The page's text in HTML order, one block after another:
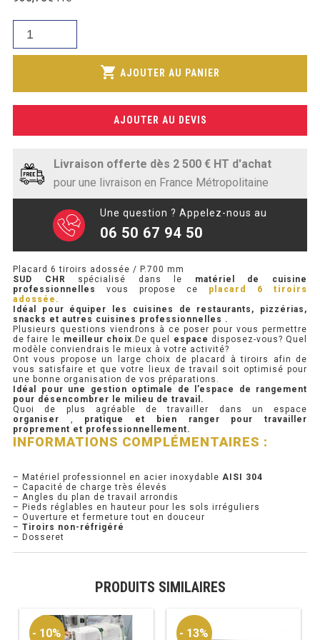
SOUBASSEMENT RÉFRIGÉRÉ
TABLE DE PRÉPARATION
TABLE DE PRÉPARATION COMPACTE
TABLE DE PRÉPARATION 700 / 800
SALADETTE COMPACTE
SALADETTE COMPACTE VITRÉE
SALADETTE 800 VITRÉE
MEUBLE À PIZZA
MEUBLE À PIZZA COMPACT
MEUBLE À PIZZA
PRÉSENTOIR À INGRÉDIENTS
PROFONDEUR 300 VITRÉE
PROFONDEUR 400 VITRÉE
PROFONDEUR 300 INOX
PROFONDEUR 400 INOX
ARMOIRE RÉFRIGÉRÉE
RÉFRI / CONGÉL BOULANGERIE
initial
était :
987,36€.
actuel
est :
tiroirs
shopping_cart AJOUTER AU PANIER
AJOUTER AU DEVIS
Livraison offerte dès 2 500 € HT d'achat
pour une livraison en France Métropolitaine
Une question ? Appelez-nous au
06 50 67 94 50
Placard 6 tiroirs adossée / P.700 mm
SUD CHR
spécialisé dans le matériel de cuisine
professionnelles
vous propose ce placard 6 tiroirs
adossée.
Idéal pour équiper les cuisines de restaurants, pizzérias,
snacks et autres cuisines professionnelles .
Plusieurs questions viendrons à ce poser pour vous permettre
de faire le meilleur choix.De quel espace disposez-vous? Quel
modèle conviendrais le mieux à votre activité?
Ont vous propose un large choix de placard à tiroirs afin de
vous satisfaire et que votre lieux de travail soit optimisé pour
une bonne organisation de vos préparations.
Idéal pour une gestion optimale de l’espace de rangement
pour désencombrer le milieu de travail.
Quoi de plus agréable de travailler dans un espace
organiser , pratique et bien ranger pour travailler
proprement et professionnellement.
INFORMATIONS COMPLÉMENTAIRES :
– Matériel professionnel en acier inoxydable AISI 304
– Capacité de charge très élevés
– Angles du plan de travail arrondis
– Pieds réglables en hauteur pour les sols irréguliers
– Ouverture et fermeture tout en douceur
– Tiroirs non-réfrigéré
– Dosseret
PRODUITS SIMILAIRES
- 10% - 13%